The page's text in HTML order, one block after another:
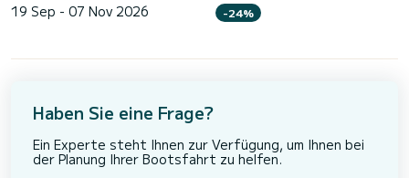
19 Sep - 07 Nov 2026 -24%
Haben Sie eine Frage?
Ein Experte steht Ihnen zur Verfügung, um Ihnen bei
der Planung Ihrer Bootsfahrt zu helfen.